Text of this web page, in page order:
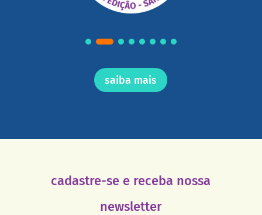
saiba mais
cadastre-se e receba nossa
newsletter